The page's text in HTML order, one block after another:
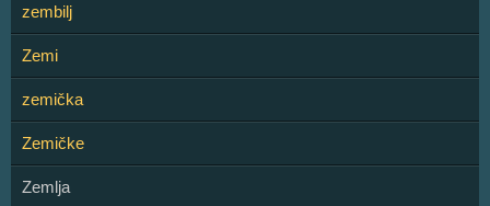
zembilj
Zemi
zemička
Zemičke
Zemlja